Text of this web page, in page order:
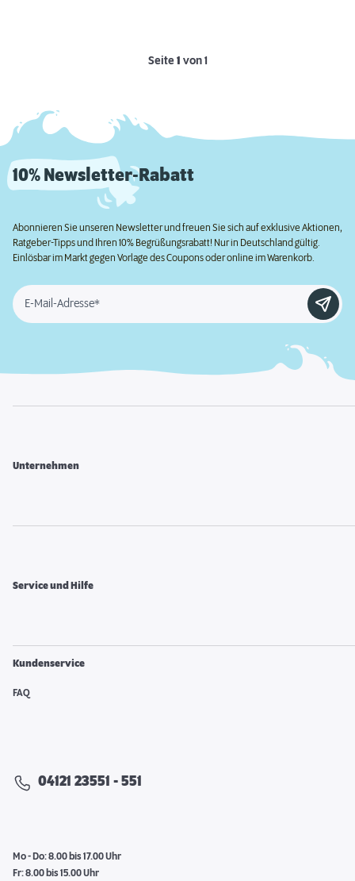
Seite1 von 1
10% Newsletter-Rabatt
Abonnieren Sie unseren Newsletter und freuen Sie sich auf exklusive Aktionen,
Ratgeber-Tipps und Ihren 10% Begrüßungsrabatt! Nur in Deutschland gültig.
Einlösbar im Markt gegen Vorlage des Coupons oder online im Warenkorb.
E-Mail-Adresse*
Unternehmen
Service und Hilfe
Kundenservice
FAQ
04121 23551 - 551
Mo - Do: 8.00 bis 17.00 Uhr
Fr: 8.00 bis 15.00 Uhr